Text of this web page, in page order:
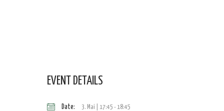
EVENT DETAILS
Date: 3. Mai | 17:45 -18:45